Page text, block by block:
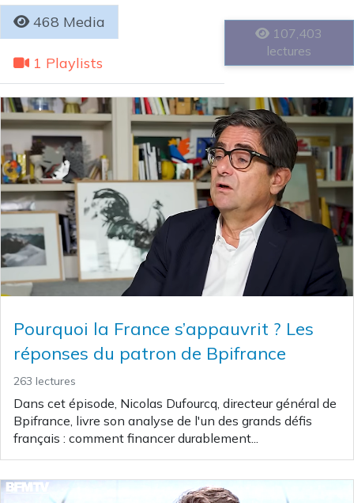
468 Media
1 Playlists
107,403
lectures
Pourquoi la France s’appauvrit ? Les
réponses du patron de Bpifrance
263 lectures
Dans cet épisode, Nicolas Dufourcq, directeur général de
Bpifrance, livre son analyse de l'un des grands défis
français : comment financer durablement...